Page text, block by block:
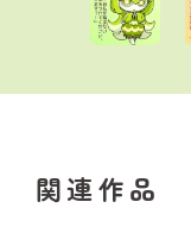
関連作品